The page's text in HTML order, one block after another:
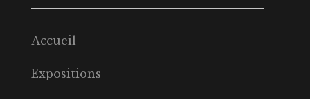
Accueil
Expositions